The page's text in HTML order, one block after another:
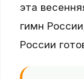
эта
гимн
России